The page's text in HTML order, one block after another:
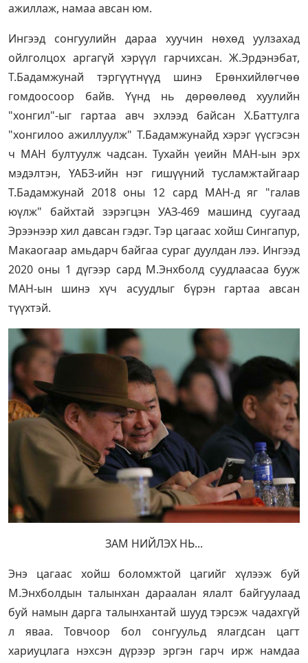
ажиллаж, намаа авсан юм.
Ингээд сонгуулийн дараа хуучин нөхөд уулзахад
ойлголцох аргагүй хэрүүл гарчихсан. Ж.Эрдэнэбат,
Т.Бадамжунай тэргүүтнүүд шинэ Ерөнхийлөгчөө
гомдоосоор байв. Үүнд нь дөрөөлөөд хуулийн
"хонгил"-ыг гартаа авч эхлээд байсан Х.Баттулга
"хонгилоо ажиллуулж" Т.Бадамжунайд хэрэг үүсгэсэн
ч МАН бултуулж чадсан. Тухайн үеийн МАН-ын эрх
мэдэлтэн, ҮАБЗ-ийн нэг гишүүний тусламжтайгаар
Т.Бадамжунай 2018 оны 12 сард МАН-д яг "галав
юүлж" байхтай зэрэгцэн УАЗ-469 машинд суугаад
Эрээнээр хил давсан гэдэг. Тэр цагаас хойш Сингапур,
Макаогаар амьдарч байгаа сураг дуулдан лээ. Ингээд
2020 оны 1 дүгээр сард М.Энхболд суудлаасаа бууж
МАН-ын шинэ хүч асуудлыг бүрэн гартаа авсан
түүхтэй.
ЗАМ НИЙЛЭХ НЬ...
Энэ цагаас хойш боломжтой цагийг хүлээж буй
М.Энхболдын талынхан дараалан ялалт байгуулаад
буй намын дарга талынхантай шууд тэрсэж чадахгүй
л яваа. Товчоор бол сонгуульд ялагдсан цагт
хариуцлага нэхсэн дүрээр эргэн гарч ирж намдаа